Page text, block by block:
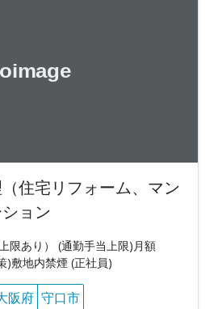
住宅リフォーム、マン
ョン
限あり） (通勤手当上限)月額
)敷地内禁煙 (正社員)
阪府 守口市